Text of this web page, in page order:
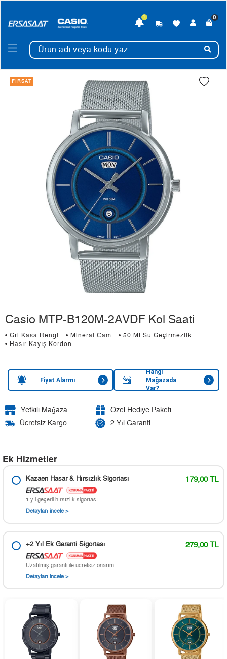
1 0
FIRSAT
Casio MTP-B120M-2AVDF Kol Saati
• Gri Kasa Rengi • Mineral Cam
• 50 Mt Su Geçirmezlik
• Hasır Kayış Kordon
Fiyat Alarmı
Hangi
Mağazada
Var?
Yetkili Mağaza
Özel Hediye Paketi
Ücretsiz Kargo
2 Yıl Garanti
Ek Hizmetler
Kazaen Hasar & Hırsızlık Sigortası 179,00 TL
1 yıl geçerli hırsızlık sigortası
Detayları incele >
+2 Yıl Ek Garanti Sigortası 279,00 TL
Uzatılmış garanti ile ücretsiz onarım.
Detayları incele >